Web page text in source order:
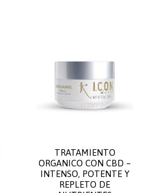
TRATAMIENTO
ORGANICO CON CBD –
INTENSO, POTENTE Y
REPLETO DE